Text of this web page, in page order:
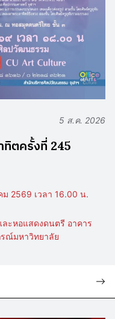
5 ส.ค. 2026
ทิตครั้งที่ 245
2569 เวลา 16.00 น.
ะหอแสดงดนตรี อาคาร
ณ์มหาวิทยาลัย